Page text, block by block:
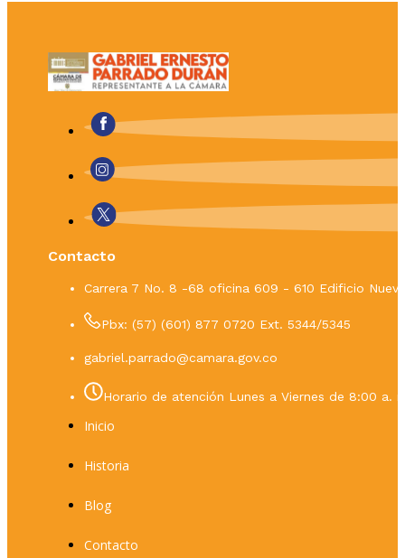
Contacto
Carrera 7 No. 8 -68 oficina 609 - 610 Edificio
Pbx: (57) (601) 877 0720 Ext. 5344/5345
gabriel.parrado@camara.gov.co
Horario de atención Lunes a Viernes de 8:00 a.
Inicio
Historia
Blog
Contacto